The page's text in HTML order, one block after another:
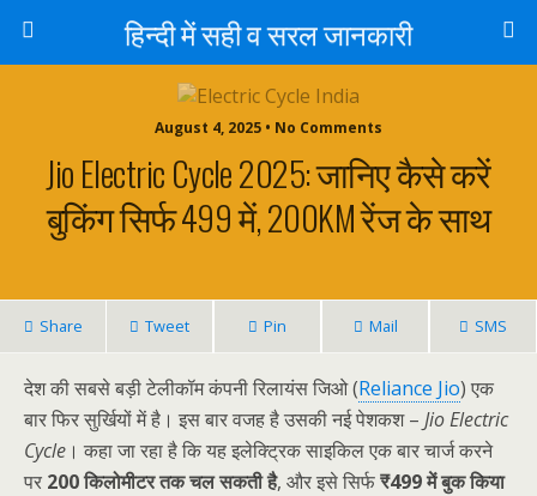
हिन्दी में सही व सरल जानकारी
August 4, 2025 • No Comments
Jio Electric Cycle 2025: जानिए कैसे करें
बुकिंग सिर्फ ₹499 में, 200KM रेंज के साथ
Share Tweet Pin Mail SMS
देश की सबसे बड़ी टेलीकॉम कंपनी रिलायंस जिओ (Reliance Jio) एक
बार फिर सुर्खियों में है। इस बार वजह है उसकी नई पेशकश – Jio Electric
Cycle । कहा जा रहा है कि यह इलेक्ट्रिक साइकिल एक बार चार्ज करने
पर 200 किलोमीटर तक चल सकती है, और इसे सिर्फ₹499 में बुक किया